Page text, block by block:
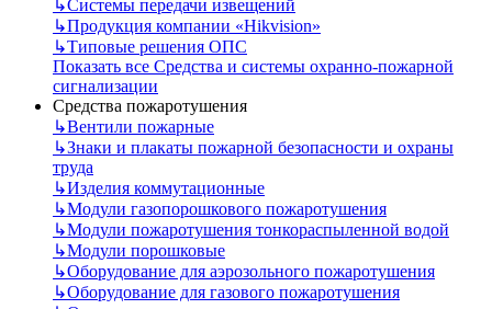
↳Системы передачи извещений
↳Продукция компании «Hikvision»
↳Типовые решения ОПС
Показать все Средства и системы охранно-пожарной
сигнализации
Средства пожаротушения
↳Вентили пожарные
↳Знаки и плакаты пожарной безопасности и охраны
труда
↳Изделия коммутационные
↳Модули газопорошкового пожаротушения
↳Модули пожаротушения тонкораспыленной водой
↳Модули порошковые
↳Оборудование для аэрозольного пожаротушения
↳Оборудование для газового пожаротушения